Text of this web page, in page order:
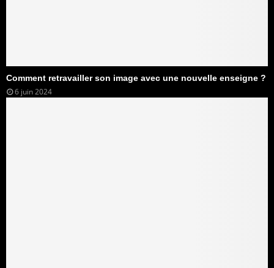
Comment retravailler son image avec une nouvelle enseigne ?
6 juin 2024